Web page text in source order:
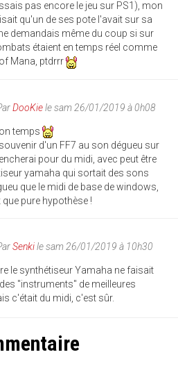
pas encore le jeu sur PS1), mon
qu'un de ses pote l'avait sur sa
demandais même du coup si sur
étaient en temps réel comme
Mana, ptdrrr
DooKiele sam 26/01/2019 à 0h08
temps
d'un FF7 au son dégueu sur
pour du midi, avec peut être
yamaha qui sortait des sons
que le midi de base de windows,
pure hypothèse !
Senkile sam 26/01/2019 à 10h30
le synthétiseur Yamaha ne faisait
"instruments" de meilleures
c'était du midi, c'est sûr.